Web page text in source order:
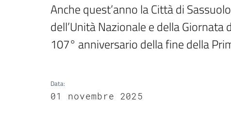
Anche quest’anno la Città di
dell’Unità Nazionale e della
107° anniversario della fine della
Data:
01 novembre 2025